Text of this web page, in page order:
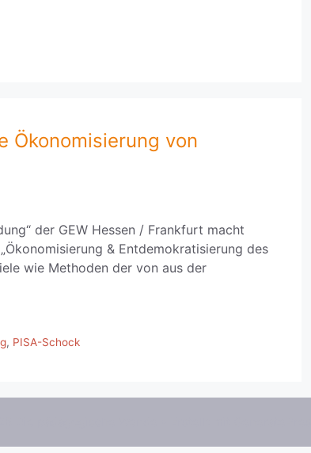
Ökonomisierung von
der GEW Hessen / Frankfurt macht
& Entdemokratisierung des
wie Methoden der von aus der
, PISA-Schock